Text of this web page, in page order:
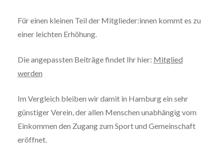
Für einen kleinen Teil der Mitglieder:innen kommt es zu
einer leichten Erhöhung.
Die angepassten Beiträge findet Ihr hier: Mitglied
werden
Im Vergleich bleiben wir damit in Hamburg ein sehr
günstiger Verein, der allen Menschen unabhängig vom
Einkommen den Zugang zum Sport und Gemeinschaft
eröffnet.